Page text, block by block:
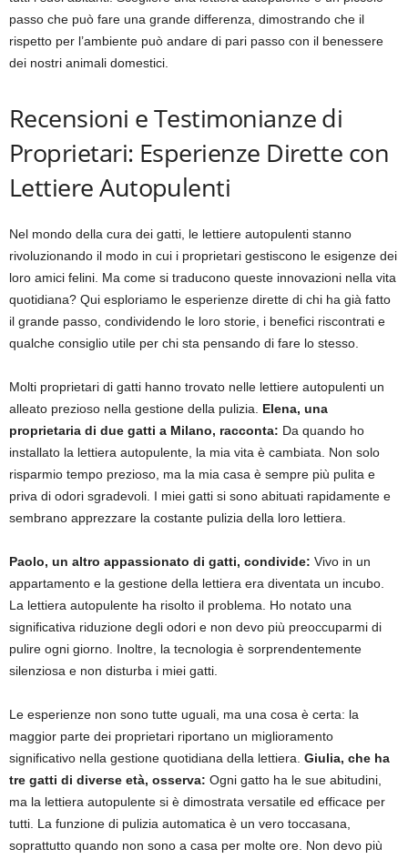
passo che può fare una grande differenza, dimostrando che il
rispetto per l’ambiente può andare di pari passo con il benessere
dei nostri animali domestici.
Recensioni e Testimonianze di
Proprietari: Esperienze Dirette con
Lettiere Autopulenti
Nel mondo della cura dei gatti, le lettiere autopulenti stanno
rivoluzionando il modo in cui i proprietari gestiscono le esigenze dei
loro amici felini. Ma come si traducono queste innovazioni nella vita
quotidiana? Qui esploriamo le esperienze dirette di chi ha già fatto
il grande passo, condividendo le loro storie, i benefici riscontrati e
qualche consiglio utile per chi sta pensando di fare lo stesso.
Molti proprietari di gatti hanno trovato nelle lettiere autopulenti un
alleato prezioso nella gestione della pulizia. Elena, una
proprietaria di due gatti a Milano, racconta: Da quando ho
installato la lettiera autopulente, la mia vita è cambiata. Non solo
risparmio tempo prezioso, ma la mia casa è sempre più pulita e
priva di odori sgradevoli. I miei gatti si sono abituati rapidamente e
sembrano apprezzare la costante pulizia della loro lettiera.
Paolo, un altro appassionato di gatti, condivide: Vivo in un
appartamento e la gestione della lettiera era diventata un incubo.
La lettiera autopulente ha risolto il problema. Ho notato una
significativa riduzione degli odori e non devo più preoccuparmi di
pulire ogni giorno. Inoltre, la tecnologia è sorprendentemente
silenziosa e non disturba i miei gatti.
Le esperienze non sono tutte uguali, ma una cosa è certa: la
maggior parte dei proprietari riportano un miglioramento
significativo nella gestione quotidiana della lettiera. Giulia, che ha
tre gatti di diverse età, osserva: Ogni gatto ha le sue abitudini,
ma la lettiera autopulente si è dimostrata versatile ed efficace per
tutti. La funzione di pulizia automatica è un vero toccasana,
soprattutto quando non sono a casa per molte ore. Non devo più